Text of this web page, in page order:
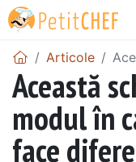
Articole
Această
modul în
face